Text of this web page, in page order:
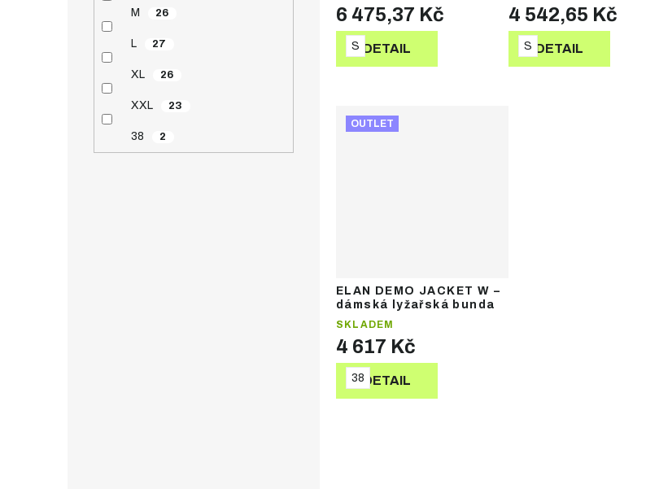
M 26
L 27
XL 26
XXL 23
38 2
6 475,37 Kč
DETAIL
S
4 542,65 Kč
DETAIL
S
OUTLET
ELAN DEMO JACKET W –
dámská lyžařská bunda
SKLADEM
4 617 Kč
DETAIL
38